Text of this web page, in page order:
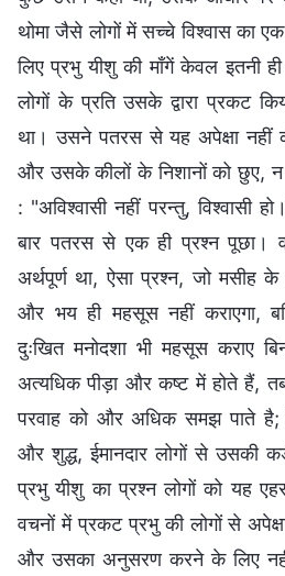
थोमा जैसे लोगों में सच्चे विश्वास का
लिए प्रभु यीशु की माँगें केवल इतनी
लोगों के प्रति उसके द्वारा प्रकट
था। उसने पतरस से यह अपेक्षा नहीं
और उसके कीलों के निशानों को छुए,
: "अविश्वासी नहीं परन्तु, विश्वासी
बार पतरस से एक ही प्रश्न पूछा।
अर्थपूर्ण था, ऐसा प्रश्न, जो मसीह के
और भय ही महसूस नहीं कराएगा,
दुःखित मनोदशा भी महसूस कराए
अत्यधिक पीड़ा और कष्ट में होते हैं,
परवाह को और अधिक समझ पाते
और शुद्ध, ईमानदार लोगों से उसकी
प्रभु यीशु का प्रश्न लोगों को यह
वचनों में प्रकट प्रभु की लोगों से
और उसका अनुसरण करने के लिए